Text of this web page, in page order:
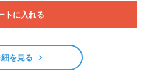
トに入れる
を見る